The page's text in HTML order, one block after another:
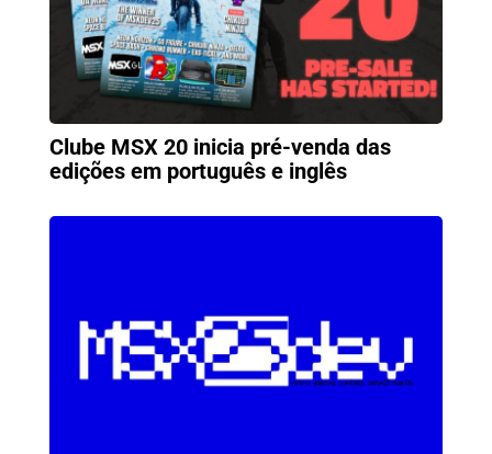
Clube MSX 20 inicia pré-venda das
edições em português e inglês